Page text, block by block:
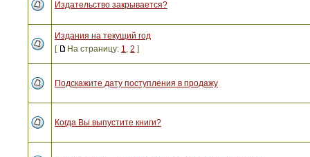
Издательство закрывается?
Издания на текущий год
[
На страницу: 1, 2 ]
Подскажите дату поступления в продажу
Когда Вы выпустите книги?